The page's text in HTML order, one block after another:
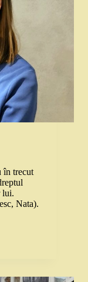
în trecut
lui.
Nata).